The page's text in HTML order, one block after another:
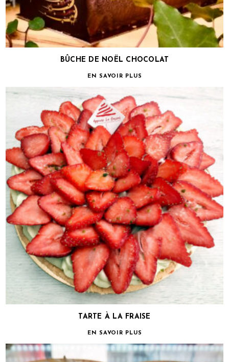
BÛCHE DE NOËL CHOCOLAT
EN SAVOIR PLUS
TARTE À LA FRAISE
EN SAVOIR PLUS